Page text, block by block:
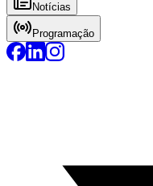
Notícias
Programação